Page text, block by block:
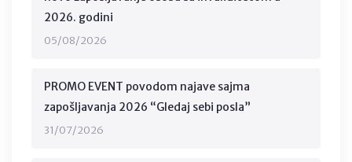
2026. godini
05/08/2026
PROMO EVENT povodom najave sajma
zapošljavanja 2026 “Gledaj sebi posla”
31/07/2026